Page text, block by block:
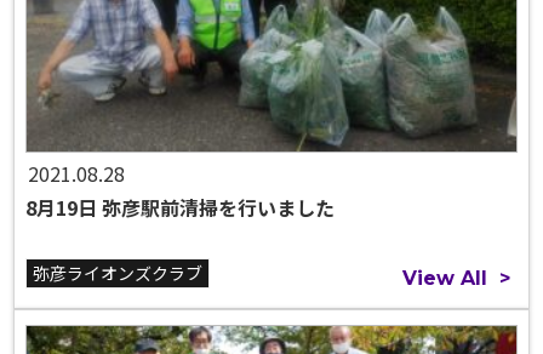
2021.08.28
8月19日 弥彦駅前清掃を行いました
弥彦ライオンズクラブ View All >